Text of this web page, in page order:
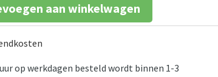
aan winkelwagen
op werkdagen besteld wordt binnen 1-3